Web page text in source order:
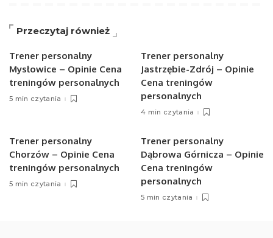
Przeczytaj również
Trener personalny
Mysłowice – Opinie Cena
treningów personalnych
5 min czytania
Trener personalny
Jastrzębie-Zdrój – Opinie
Cena treningów
personalnych
4 min czytania
Trener personalny
Chorzów – Opinie Cena
treningów personalnych
5 min czytania
Trener personalny
Dąbrowa Górnicza – Opinie
Cena treningów
personalnych
5 min czytania